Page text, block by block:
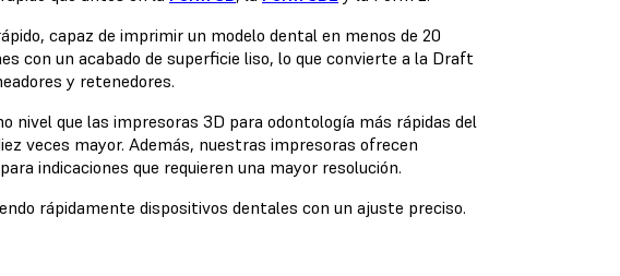
capaz de imprimir un modelo dental en menos de 20
con un acabado de superficie liso, lo que convierte a la Draft
y retenedores.
nivel que las impresoras 3D para odontología más rápidas del
veces mayor. Además, nuestras impresoras ofrecen
indicaciones que requieren una mayor resolución.
rápidamente dispositivos dentales con un ajuste preciso.